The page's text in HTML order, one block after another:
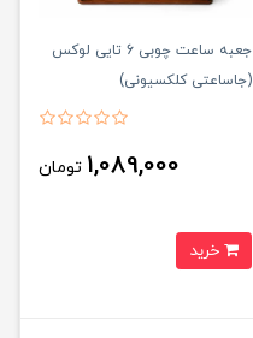
جعبه ساعت چوبی 6 تايی لوکس
(جاساعتی کلکسيونی)
1,089,000 تومان